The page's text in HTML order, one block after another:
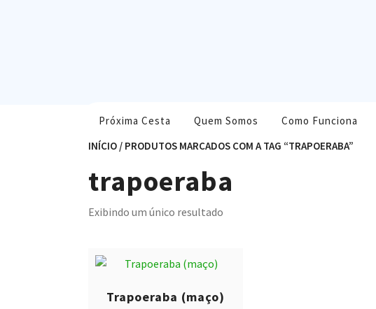
Próxima Cesta Quem Somos Como Funciona
INÍCIO / PRODUTOS MARCADOS COM A TAG “TRAPOERABA”
trapoeraba
Exibindo um único resultado
Trapoeraba (maço)